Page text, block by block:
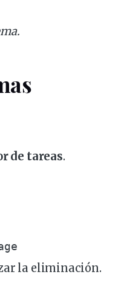
de tareas.
la eliminación.